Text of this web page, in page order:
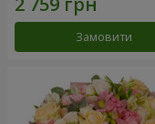
Замовити